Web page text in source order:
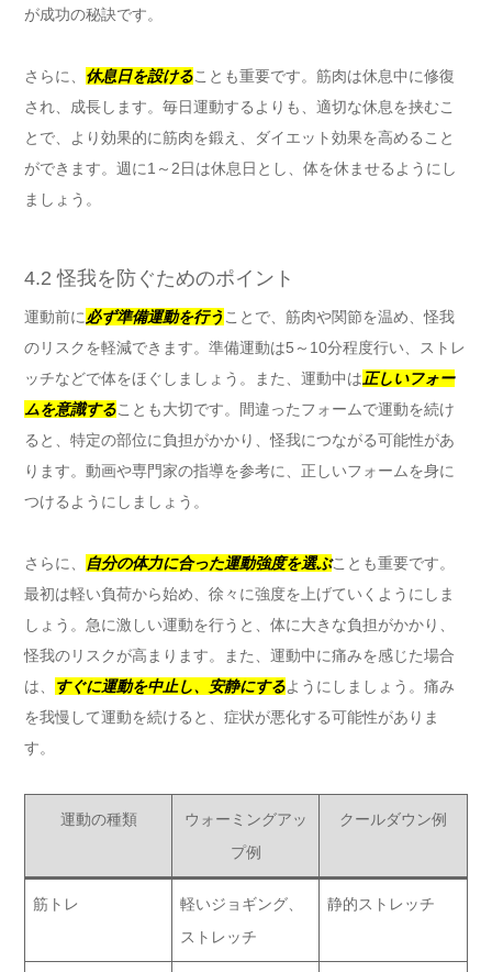
が成功の秘訣です。
さらに、 休息日を設けることも重要です。筋肉は休息中に修復
され、成長します。毎日運動するよりも、適切な休息を挟むこ
とで、より効果的に筋肉を鍛え、ダイエット効果を高めること
ができます。週に1～2日は休息日とし、体を休ませるようにし
ましょう。
4.2 怪我を防ぐためのポイント
運動前に必ず準備運動を行う ことで、筋肉や関節を温め、怪我
のリスクを軽減できます。準備運動は5～10分程度行い、ストレ
ッチなどで体をほぐしましょう。また、運動中は正しいフォー
ムを意識することも大切です。間違ったフォームで運動を続け
ると、特定の部位に負担がかかり、怪我につながる可能性があ
ります。動画や専門家の指導を参考に、正しいフォームを身に
つけるようにしましょう。
さらに、 自分の体力に合った運動強度を選ぶことも重要です。
最初は軽い負荷から始め、徐々に強度を上げていくようにしま
しょう。急に激しい運動を行うと、体に大きな負担がかかり、
怪我のリスクが高まります。また、運動中に痛みを感じた場合
は、
すぐに運動を中止し、安静にするようにしましょう。痛み
を我慢して運動を続けると、症状が悪化する可能性がありま
す。
運動の種類
ウォーミングアッ
プ例
クールダウン例
筋トレ
軽いジョギング、
ストレッチ
静的ストレッチ